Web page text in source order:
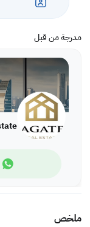
مدرجة من قبل
ملخص